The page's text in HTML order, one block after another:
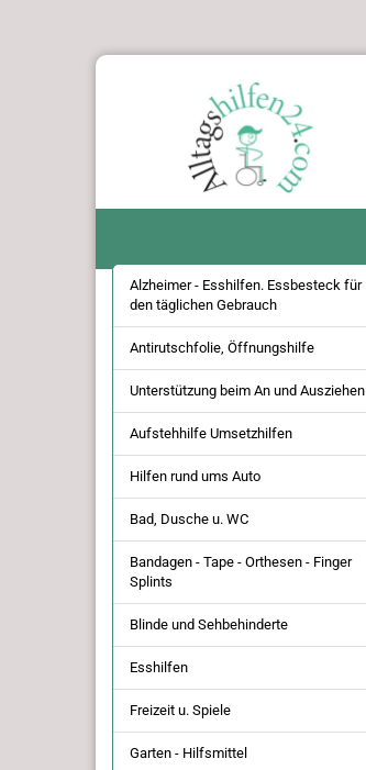
Alzheimer - Esshilfen. Essbesteck für
den täglichen Gebrauch
Antirutschfolie, Öffnungshilfe
Unterstützung beim An und Ausziehen
Aufstehhilfe Umsetzhilfen
Hilfen rund ums Auto
Bad, Dusche u. WC
Bandagen - Tape - Orthesen - Finger
Splints
Blinde und Sehbehinderte
Esshilfen
Freizeit u. Spiele
Garten - Hilfsmittel